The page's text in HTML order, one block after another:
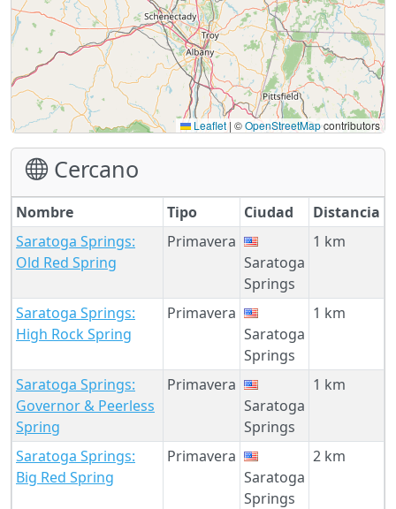
Leaflet| ©OpenStreetMapcontributors
Cercano
Nombre Tipo Ciudad
Distancia
Saratoga Springs:
Old Red Spring
Primavera
Saratoga
Springs
1 km
Saratoga Springs:
High Rock Spring
Primavera
Saratoga
Springs
1 km
Saratoga Springs:
Governor & Peerless
Spring
Primavera
Saratoga
Springs
1 km
Saratoga Springs:
Big Red Spring
Primavera
Saratoga
Springs
2 km